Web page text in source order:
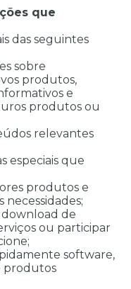
que
das seguintes
sobre
produtos,
e
produtos ou
relevantes
especiais que
produtos e
necessidades;
de
ou participar
software,
produtos